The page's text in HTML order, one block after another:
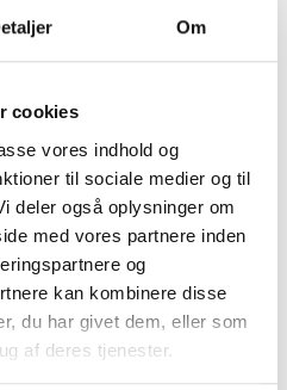
Om
cookies
vores indhold og
til sociale medier og til
deler også oplysninger om
med vores partnere inden
og
kan kombinere disse
du har givet dem, eller som
af deres tjenester.
Omnia